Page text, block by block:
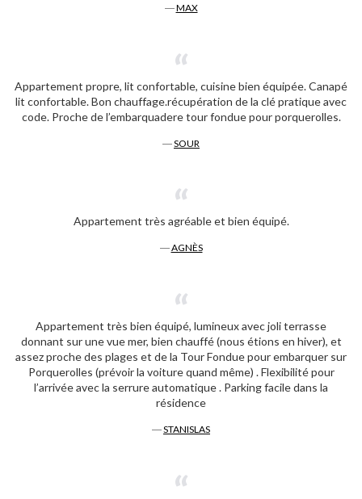
―MAX
Appartement propre, lit confortable, cuisine bien équipée. Canapé
lit confortable. Bon chauffage.récupération de la clé pratique avec
code. Proche de l’embarquadere tour fondue pour porquerolles.
―SOUR
Appartement très agréable et bien équipé.
―AGNÈS
Appartement très bien équipé, lumineux avec joli terrasse
donnant sur une vue mer, bien chauffé (nous étions en hiver), et
assez proche des plages et de la Tour Fondue pour embarquer sur
Porquerolles (prévoir la voiture quand même) . Flexibilité pour
l’arrivée avec la serrure automatique . Parking facile dans la
résidence
―STANISLAS